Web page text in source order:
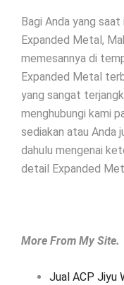
Bagi Anda yang
Expanded Metal,
memesannya di
Expanded Metal
yang sangat
menghubungi kami
sediakan atau Anda
dahulu mengenai
detail Expanded
More From My Site.
Jual ACP Jiyu